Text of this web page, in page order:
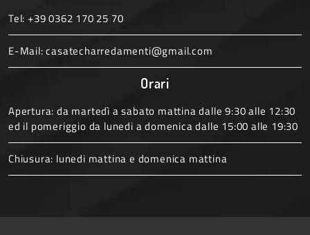
Tel: +39 0362 170 25 70
E-Mail:casatecharredamenti@gmail.com
Orari
Apertura: da martedì a sabato mattina dalle 9:30 alle 12:30
ed il pomeriggio da lunedi a domenica dalle 15:00 alle 19:30
Chiusura: lunedi mattina e domenica mattina